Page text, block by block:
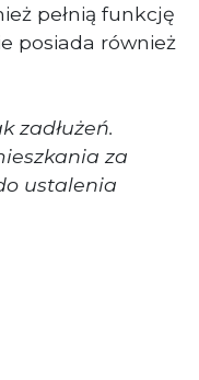
pełnią funkcję
posiada również
zadłużeń.
za
ustalenia